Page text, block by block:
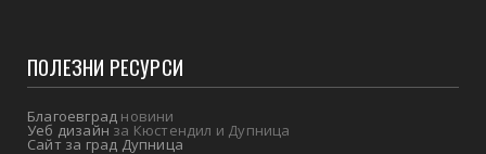
ПОЛЕЗНИ РЕСУРСИ
Благоевград новини
Уеб дизайнза Кюстендил и Дупница
Сайт за град Дупница